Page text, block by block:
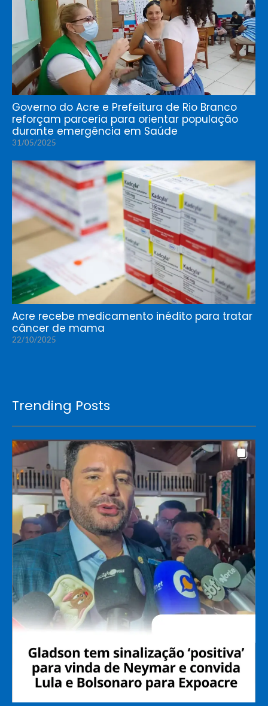
Governo do Acre e Prefeitura de Rio Branco
reforçam parceria para orientar população
durante emergência em Saúde
31/05/2025
Acre recebe medicamento inédito para tratar
câncer de mama
22/10/2025
Trending Posts